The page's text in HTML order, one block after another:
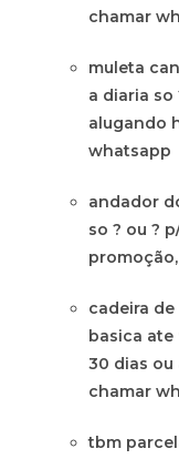
chamar
muleta
a diaria so
alugando
whatsapp
andador
so ? ou ?
cadeira
basica ate
30 dias
chamar
tbm